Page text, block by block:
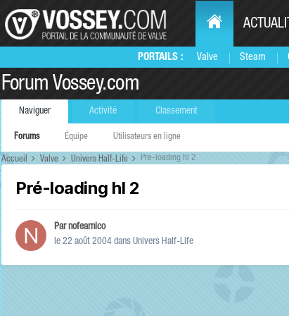
PORTAILS : Valve Steam
Forum Vossey.com
Naviguer
Forums Équipe Utilisateurs en ligne
Activité Classement
Accueil Valve Univers Half-Life Pré-loading hl 2
Pré-loading hl 2
Parnofearnico
le 22 août 2004 dans Univers Half-Life